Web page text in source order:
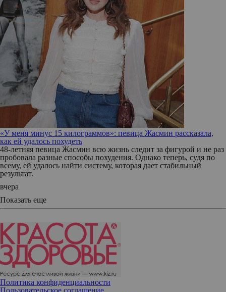
«У меня минус 15 килограммов»: певица Жасмин рассказала,
как ей удалось похудеть
48-летняя певица Жасмин всю жизнь следит за фигурой и не раз
пробовала разные способы похудения. Однако теперь, судя по
всему, ей удалось найти систему, которая дает стабильный
результат.
вчера
Показать еще
Политика конфиденциальности
Пользовательское соглашение